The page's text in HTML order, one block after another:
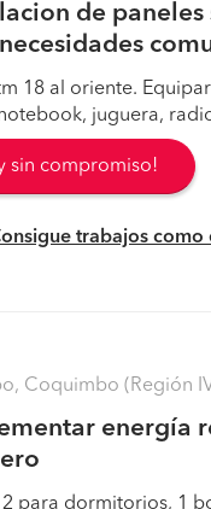
de
18 al oriente.
juguera,
sin compromiso!
trabajos como
Coquimbo (Región
energía
para dormitorios, 1